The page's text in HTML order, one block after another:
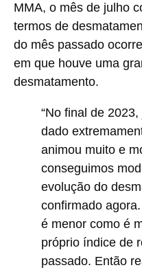
MMA, o mês de julho
termos de
do mês passado
em que houve uma
desmatamento.
“No final de
dado
animou muito e
conseguimos
evolução do
confirmado
é menor como é
próprio índice de
passado. Então